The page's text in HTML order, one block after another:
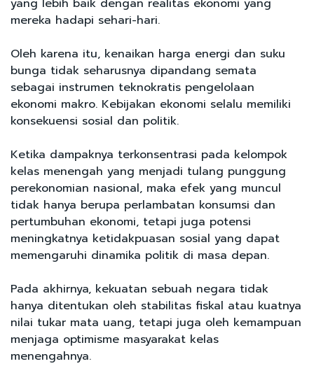
yang lebih baik dengan realitas ekonomi yang
mereka hadapi sehari-hari.
Oleh karena itu, kenaikan harga energi dan suku
bunga tidak seharusnya dipandang semata
sebagai instrumen teknokratis pengelolaan
ekonomi makro. Kebijakan ekonomi selalu memiliki
konsekuensi sosial dan politik.
Ketika dampaknya terkonsentrasi pada kelompok
kelas menengah yang menjadi tulang punggung
perekonomian nasional, maka efek yang muncul
tidak hanya berupa perlambatan konsumsi dan
pertumbuhan ekonomi, tetapi juga potensi
meningkatnya ketidakpuasan sosial yang dapat
memengaruhi dinamika politik di masa depan.
Pada akhirnya, kekuatan sebuah negara tidak
hanya ditentukan oleh stabilitas fiskal atau kuatnya
nilai tukar mata uang, tetapi juga oleh kemampuan
menjaga optimisme masyarakat kelas
menengahnya.